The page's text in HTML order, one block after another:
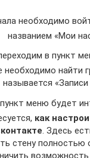
необходимо
названием «Мои
в пункт
необходимо найти
называется «Записи
меню будет
как
. Здесь
стену полностью